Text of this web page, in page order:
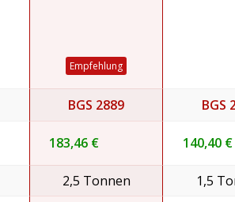
Empfehlung
BGS 2889 BGS
183,46 € 140,40 €
2,5 Tonnen 1,5